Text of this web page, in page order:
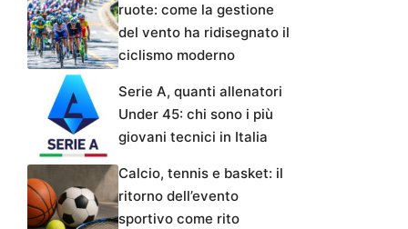
ruote: come la gestione
del vento ha ridisegnato il
ciclismo moderno
Serie A, quanti allenatori
Under 45: chi sono i più
giovani tecnici in Italia
Calcio, tennis e basket: il
ritorno dell’evento
sportivo come rito